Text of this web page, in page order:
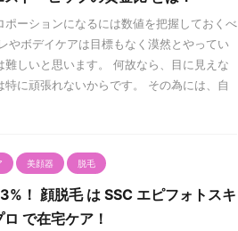
ポーションになるには数値を把握しておくべ
やボデイケアは目標もなく漠然とやってい
難しいと思います。 何故なら、目に見えな
特に頑張れないからです。 その為には、自
美顔器 脱毛
！ 顔脱毛 は SSC エピフォトスキ
で在宅ケア！